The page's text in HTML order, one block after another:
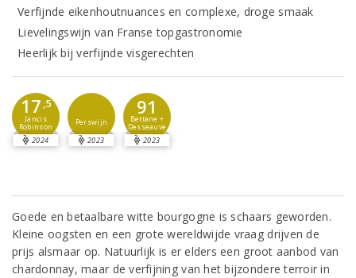
Verfijnde eikenhoutnuances en complexe, droge smaak
Lievelingswijn van Franse topgastronomie
Heerlijk bij verfijnde visgerechten
17 ,5
Jancis
Robinson
2024
Perswijn
2023
91
Bettane +
Desseauve
2023
Goede en betaalbare witte bourgogne is schaars geworden.
Kleine oogsten en een grote wereldwijde vraag drijven de
prijs alsmaar op. Natuurlijk is er elders een groot aanbod van
chardonnay, maar de verfijning van het bijzondere terroir in